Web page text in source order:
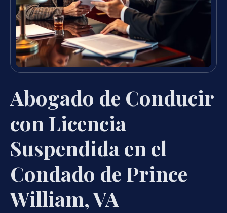
Abogado de Conducir
con Licencia
Suspendida en el
Condado de Prince
William, VA